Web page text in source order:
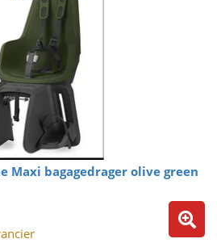
Maxi bagagedrager olive green